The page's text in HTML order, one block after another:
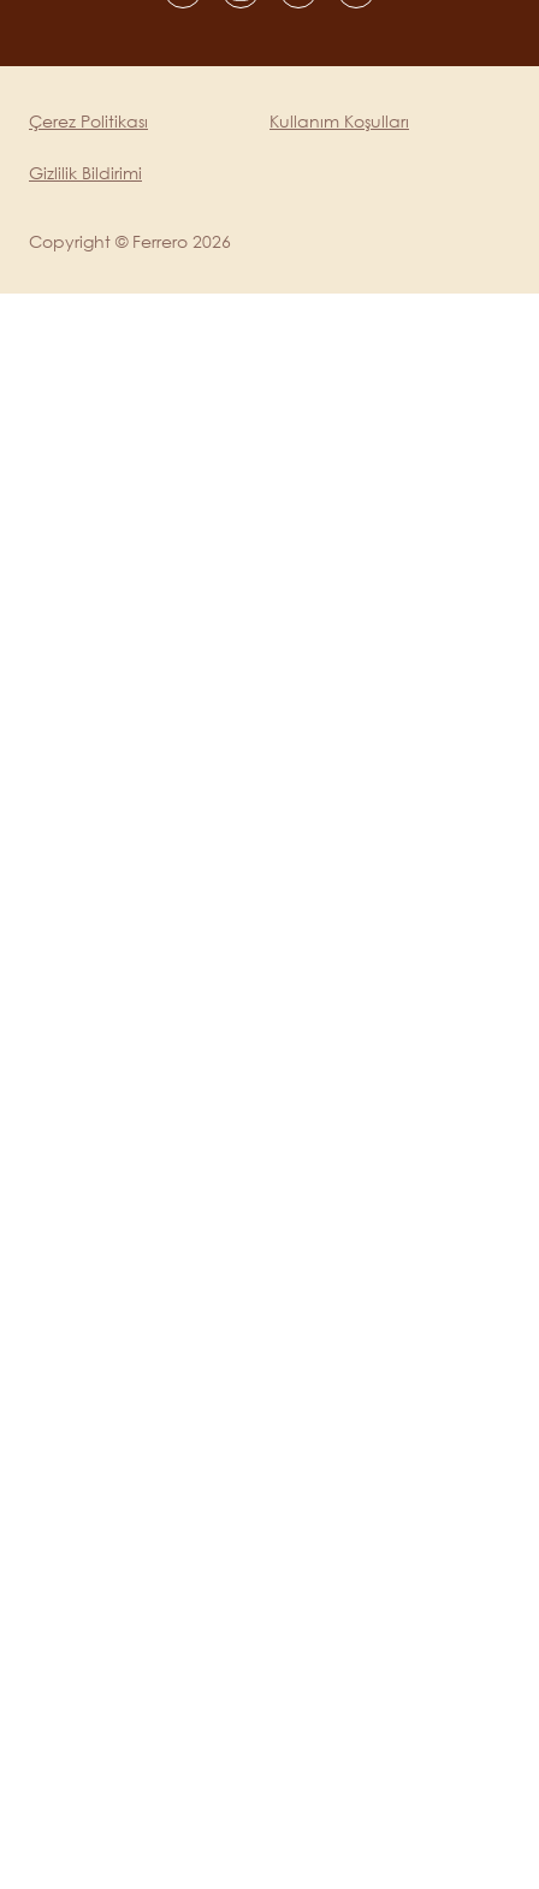
mobile
Legal
Çerez Politikası
Gizlilik Bildirimi
Kullanım Koşulları
Copyright © Ferrero 2026